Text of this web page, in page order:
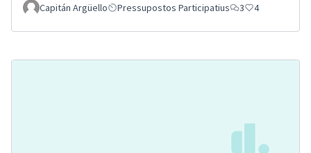
Capitán Argüello Pressupostos Participatius 3 4